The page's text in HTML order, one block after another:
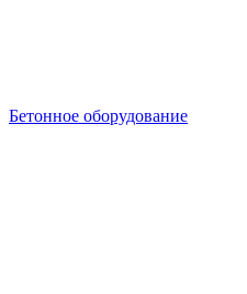
Бетонное оборудование